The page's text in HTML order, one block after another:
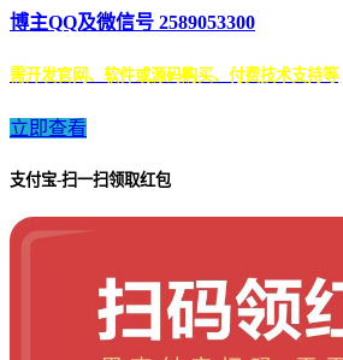
博主QQ及微信号 2589053300
需开发官网、软件或源码购买、付费技术支持等
立即查看
支付宝-扫一扫领取红包